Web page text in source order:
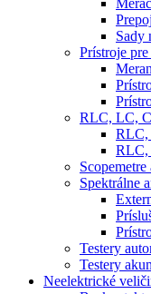
Sady
Prístroje
RLC, LC,
RLC,
RLC,
Spektrálne
Testery
Testery
Neelektrické